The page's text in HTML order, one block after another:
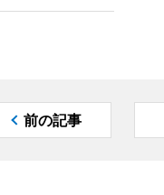
前の記事